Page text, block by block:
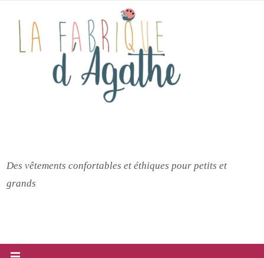
contenu
Des vêtements confortables et éthiques pour petits et
grands